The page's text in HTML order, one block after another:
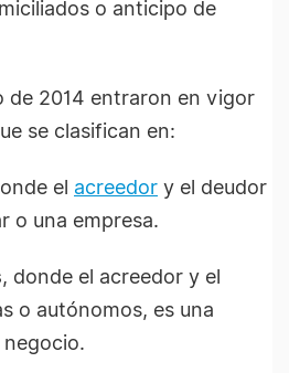
o anticipo de
de 2014 entraron en vigor
se clasifican en:
el acreedor y el deudor
o una empresa.
, donde el acreedor y el
o autónomos, es una